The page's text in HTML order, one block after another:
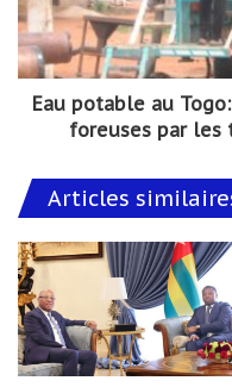
Eau potable au
foreuses par
Articles